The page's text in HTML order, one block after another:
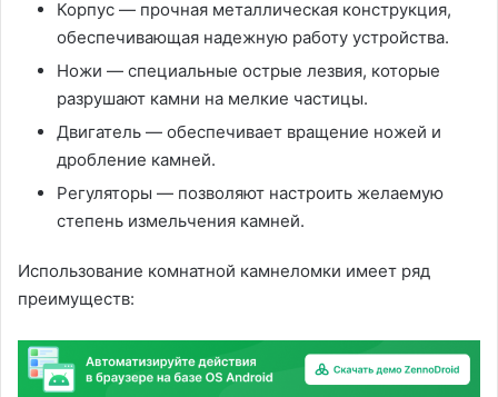
Корпус — прочная металлическая конструкция,
обеспечивающая надежную работу устройства.
Ножи — специальные острые лезвия, которые
разрушают камни на мелкие частицы.
Двигатель — обеспечивает вращение ножей и
дробление камней.
Регуляторы — позволяют настроить желаемую
степень измельчения камней.
Использование комнатной камнеломки имеет ряд
преимуществ: